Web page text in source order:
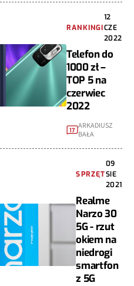
RANKINGI
12
CZE
2022
Telefon do
1000 zł –
TOP 5 na
czerwiec
2022
17 ARKADIUSZ
BAŁA
SPRZĘT
09
SIE
2021
Realme
Narzo 30
5G - rzut
okiem na
niedrogi
smartfon
z 5G